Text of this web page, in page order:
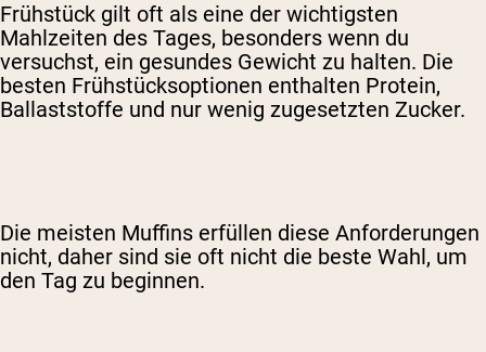
Frühstück gilt oft als eine der wichtigsten
Mahlzeiten des Tages, besonders wenn du
versuchst, ein gesundes Gewicht zu halten. Die
besten Frühstücksoptionen enthalten Protein,
Ballaststoffe und nur wenig zugesetzten Zucker.
Die meisten Muffins erfüllen diese Anforderungen
nicht, daher sind sie oft nicht die beste Wahl, um
den Tag zu beginnen.